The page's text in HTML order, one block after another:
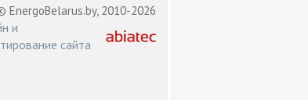
EnergoBelarus.by, 2010-2026
и
сайта